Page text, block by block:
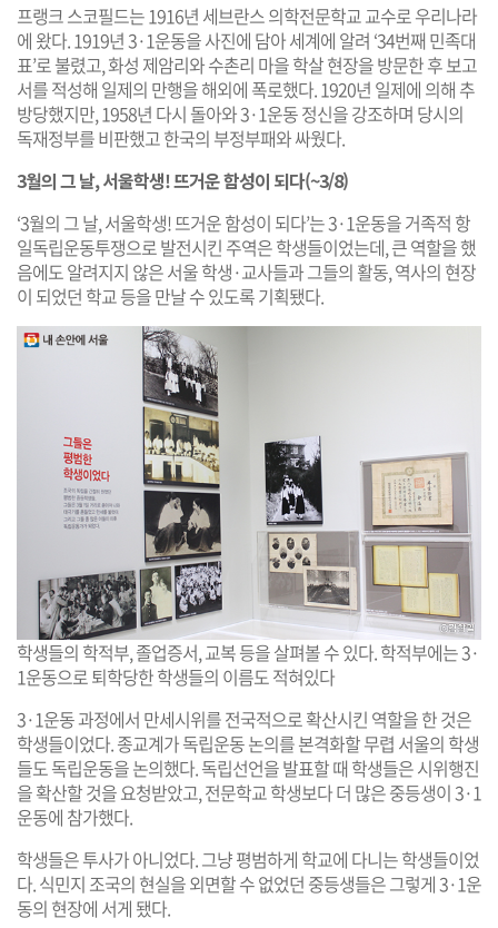
프랭크 스코필드는 1916년 세브란스 의학전문학교 교수로 우리나라
에 왔다. 1919년 3·1운동을 사진에 담아 세계에 알려 ‘34번째 민족대
표’로 불렸고, 화성 제암리와 수촌리 마을 학살 현장을 방문한 후 보고
서를 적성해 일제의 만행을 해외에 폭로했다. 1920년 일제에 의해 추
방당했지만, 1958년 다시 돌아와 3·1운동 정신을 강조하며 당시의
독재정부를 비판했고 한국의 부정부패와 싸웠다.
3월의 그 날, 서울학생! 뜨거운 함성이 되다(~3/8)
‘3월의 그 날, 서울학생! 뜨거운 함성이 되다’는 3·1운동을 거족적 항
일독립운동투쟁으로 발전시킨 주역은 학생들이었는데, 큰 역할을 했
음에도 알려지지 않은 서울 학생·교사들과 그들의 활동, 역사의 현장
이 되었던 학교 등을 만날 수 있도록 기획됐다.
학생들의 학적부, 졸업증서, 교복 등을 살펴볼 수 있다. 학적부에는 3·
1운동으로 퇴학당한 학생들의 이름도 적혀있다
3·1운동 과정에서 만세시위를 전국적으로 확산시킨 역할을 한 것은
학생들이었다. 종교계가 독립운동 논의를 본격화할 무렵 서울의 학생
들도 독립운동을 논의했다. 독립선언을 발표할 때 학생들은 시위행진
을 확산할 것을 요청받았고, 전문학교 학생보다 더 많은 중등생이 3·1
운동에 참가했다.
학생들은 투사가 아니었다. 그냥 평범하게 학교에 다니는 학생들이었
다. 식민지 조국의 현실을 외면할 수 없었던 중등생들은 그렇게 3·1운
동의 현장에 서게 됐다.